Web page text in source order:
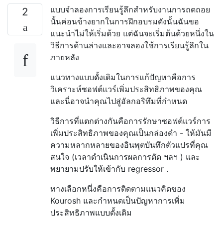
2
แบบจำลองการเรียนรู้ลึกสำหรับงานการถดถอย
นั้นค่อนข้างยากในการฝึกอบรมดังนั้นฉันขอ
แนะนำไม่ให้เริ่มด้วย แต่ฉันจะเริ่มต้นด้วยหนึ่งใน
วิธีการด้านล่างและอาจลองใช้การเรียนรู้ลึกใน
ภายหลัง
แนวทางแบบดั้งเดิมในการแก้ปัญหาคือการ
วิเคราะห์ซอฟต์แวร์เพิ่มประสิทธิภาพของคุณ
และนี่อาจนำคุณไปสู่อัลกอริทึมที่กำหนด
วิธีการที่แตกต่างกันคือการรักษาซอฟต์แวร์การ
เพิ่มประสิทธิภาพของคุณเป็นกล่องดำ - ให้มันมี
ความหลากหลายของอินพุตบันทึกตัวแปรที่คุณ
สนใจ (เวลาดำเนินการผลการตัด ฯลฯ ) และ
พยายามปรับให้เข้ากับ regressor .
ทางเลือกหนึ่งคือการติดตามแนวคิดของ
Kourosh และกำหนดเป็นปัญหาการเพิ่ม
ประสิทธิภาพแบบดั้งเดิม